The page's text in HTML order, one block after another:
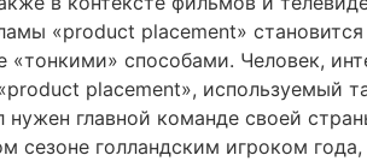
«product placement»
«тонкими» способами. Человек,
placement», используемый
главной команде своей
сезоне голландским игроком